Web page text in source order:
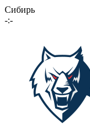
Сибирь
-:-